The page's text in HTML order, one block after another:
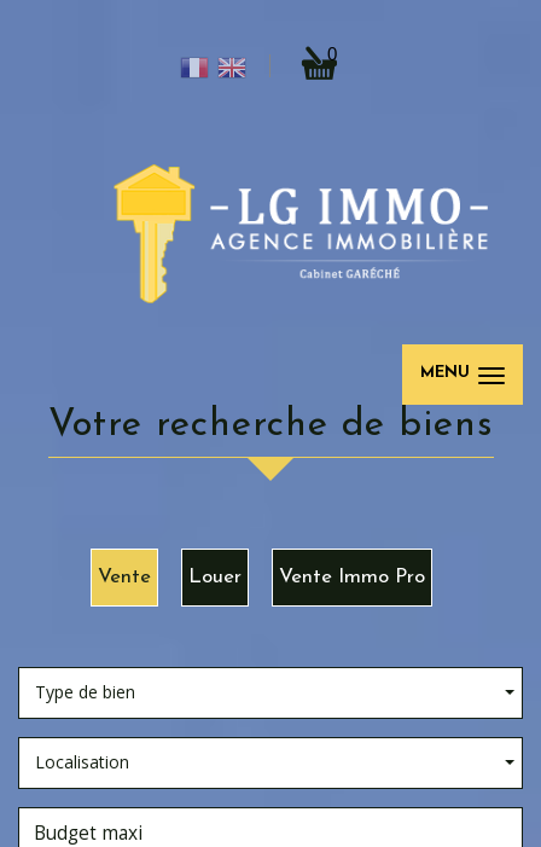
0
MENU
votre recherche de biens
Vente Louer Vente Immo Pro
Type de bien
Localisation